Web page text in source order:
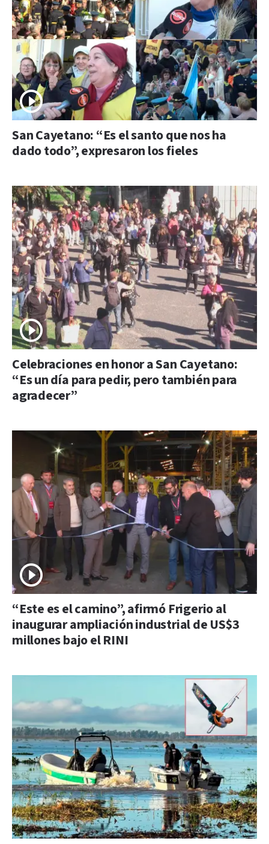
San Cayetano: “Es el santo que nos ha
dado todo”, expresaron los fieles
Celebraciones en honor a San Cayetano:
“Es un día para pedir, pero también para
agradecer”
“Este es el camino”, afirmó Frigerio al
inaugurar ampliación industrial de US$3
millones bajo el RINI